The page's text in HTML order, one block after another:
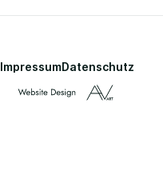
ImpressumDatenschutz